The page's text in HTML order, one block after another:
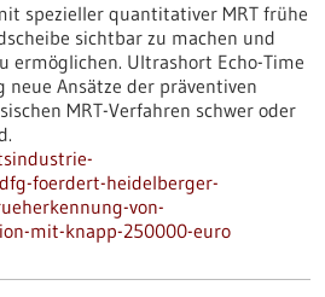
spezieller quantitativer MRT frühe
sichtbar zu machen und
ermöglichen. Ultrashort Echo-Time
neue Ansätze der präventiven
MRT-Verfahren schwer oder
foerdert-heidelberger-
von-
mit-knapp-250000-euro